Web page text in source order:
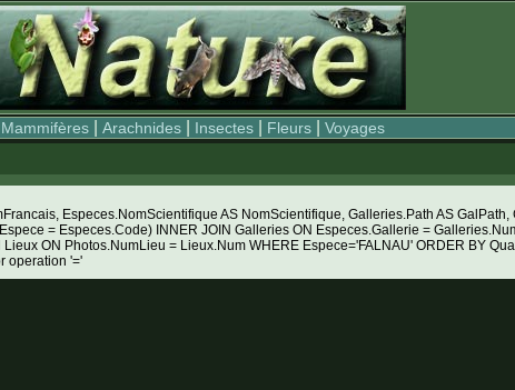
Mammifères |Arachnides Insectes Fleurs |Voyages
Especes.NomScientifique AS NomScientifique, Galleries.Path AS
= Especes.Code) INNER JOIN Galleries ON Especes.Gallerie =
ON Photos.NumLieu = Lieux.Num WHERE Espece='FALNAU' ORDER BY
operation '='